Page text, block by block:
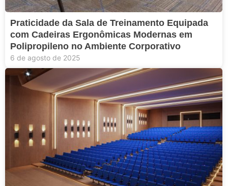
Praticidade da Sala de Treinamento Equipada
com Cadeiras Ergonômicas Modernas em
Polipropileno no Ambiente Corporativo
6 de agosto de 2025